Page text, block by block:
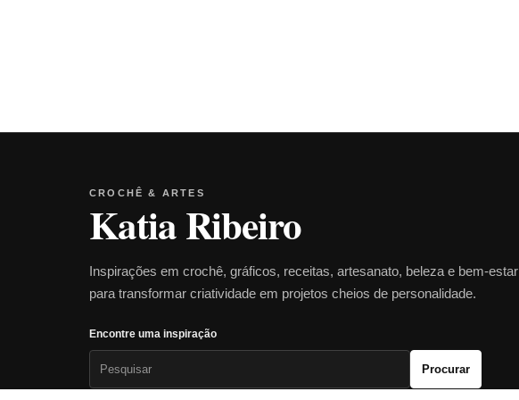
CROCHÊ & ARTES
Katia Ribeiro
Inspirações em crochê, gráficos, receitas, artesanato, beleza e bem-estar
para transformar criatividade em projetos cheios de personalidade.
Encontre uma inspiração
Procurar